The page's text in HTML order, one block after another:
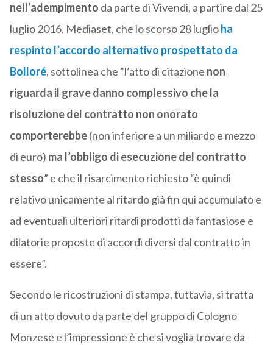
nell’adempimento da parte di Vivendi, a partire dal 25
luglio 2016. Mediaset, che lo scorso 28 luglioha
respinto l’accordo alternativo prospettato da
Bolloré, sottolinea che “l’atto di citazione non
riguarda il grave danno complessivo che la
risoluzione del contratto non onorato
comporterebbe(non inferiore a un miliardo e mezzo
di euro) ma l’obbligo di esecuzione del contratto
stesso” e che il risarcimento richiesto “è quindi
relativo unicamente al ritardo già fin qui accumulato e
ad eventuali ulteriori ritardi prodotti da fantasiose e
dilatorie proposte di accordi diversi dal contratto in
essere”.
Secondo le ricostruzioni di stampa, tuttavia, si tratta
di un atto dovuto da parte del gruppo di Cologno
Monzese e l’impressione è che si voglia trovare da